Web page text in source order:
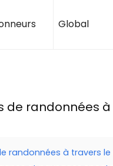
Global
de randonnées
randonnées à travers